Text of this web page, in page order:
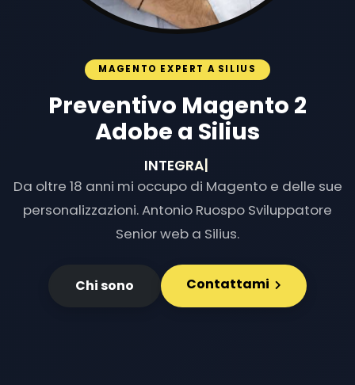
MAGENTO EXPERT A SILIUS
Preventivo Magento 2
Adobe a Silius
INTEGRAZIONI E
Da oltre 18 anni mi occupo di Magento e delle sue
personalizzazioni. Antonio Ruospo Sviluppatore
Senior web a Silius.
Chi sono Contattami